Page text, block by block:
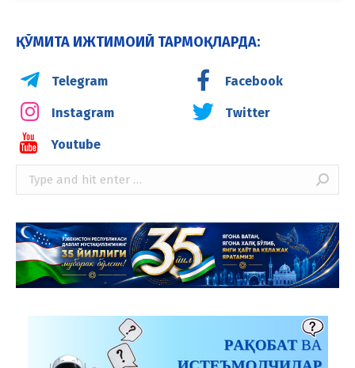
ҚЎМИТА ИЖТИМОИЙ ТАРМОҚЛАРДА:
Telegram Facebook
Instagram Twitter
Youtube
Search: